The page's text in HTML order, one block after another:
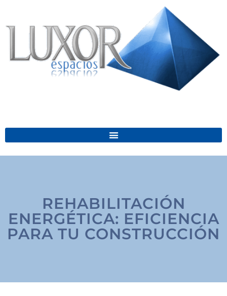
contenido
REHABILITACIÓN
ENERGÉTICA: EFICIENCIA
PARA TU CONSTRUCCIÓN